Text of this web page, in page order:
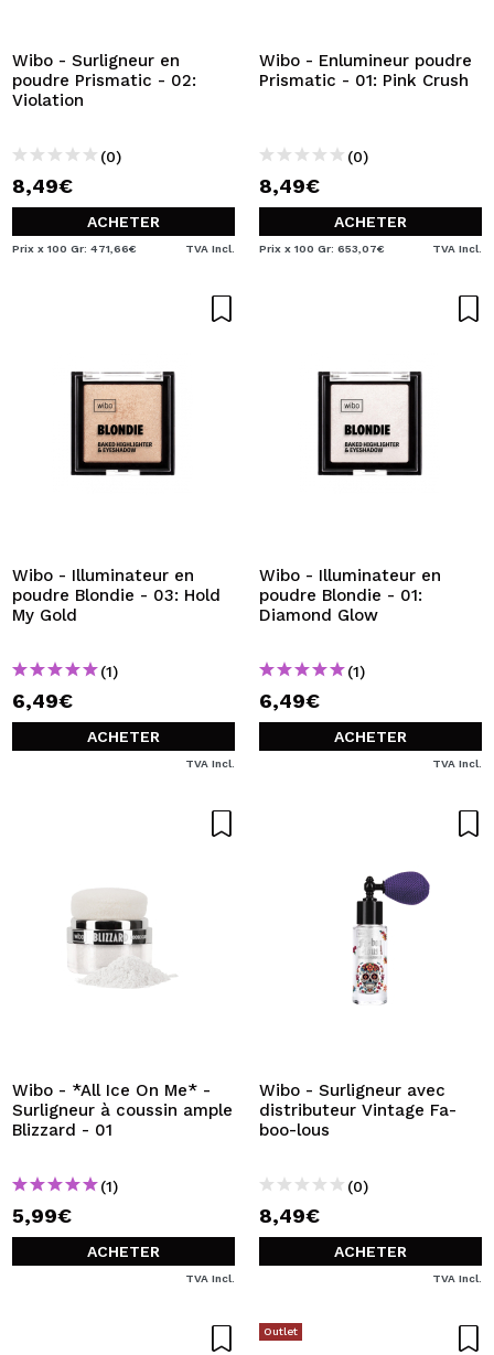
En créant un compte sur Maquibeauty.fr vous pourrez
effectuer vos achats rapidement, vérifier l'état de vos
commandes et consulter vos opérations précédentes.
Wibo - Surligneur en
poudre Prismatic - 02:
Violation
(0)
8,49€
ACHETER
Prix x 100 Gr: 471,66€ TVA Incl.
Wibo - Enlumineur poudre
Prismatic - 01: Pink Crush
(0)
8,49€
ACHETER
Prix x 100 Gr: 653,07€ TVA Incl.
Wibo - Illuminateur en
poudre Blondie - 03: Hold
My Gold
(1)
6,49€
ACHETER
TVA Incl.
Wibo - Illuminateur en
poudre Blondie - 01:
Diamond Glow
(1)
6,49€
ACHETER
TVA Incl.
Wibo - *All Ice On Me* -
Surligneur à coussin ample
Blizzard - 01
(1)
5,99€
ACHETER
TVA Incl.
Wibo - Surligneur avec
distributeur Vintage Fa-
boo-lous
(0)
8,49€
ACHETER
TVA Incl.
Outlet